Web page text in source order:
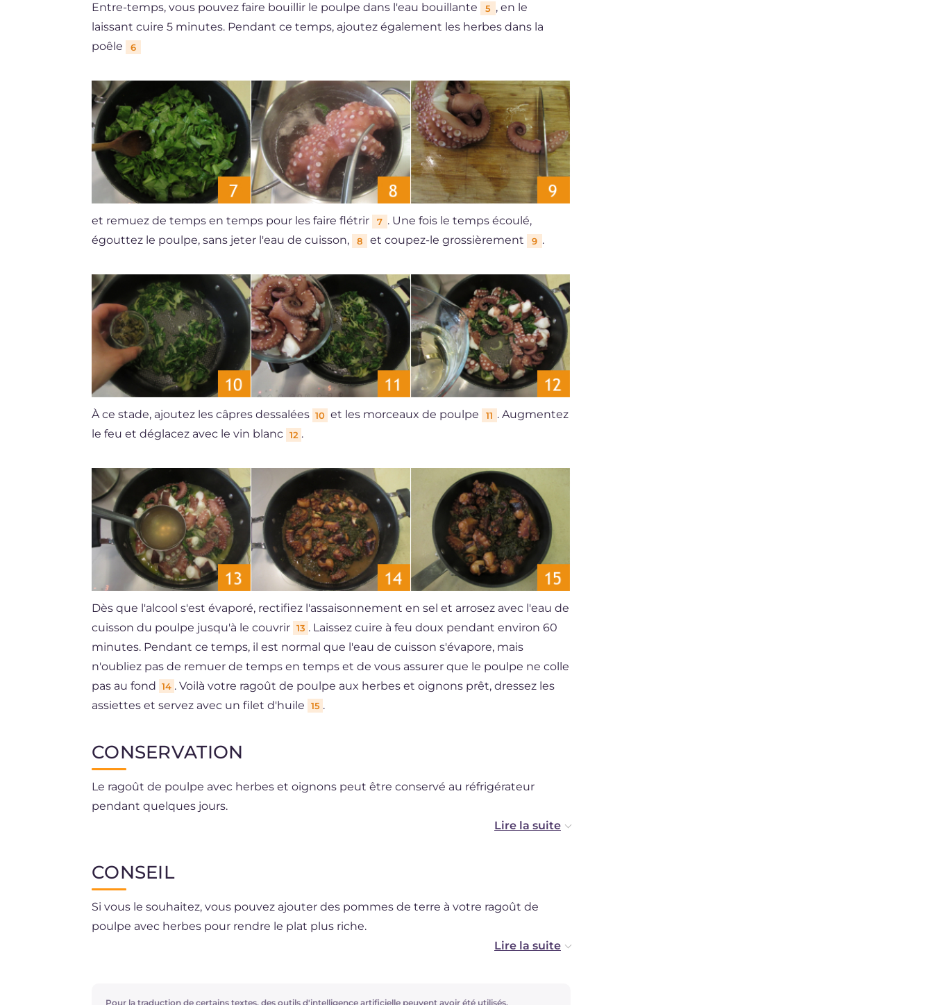
Entre-temps, vous pouvez faire bouillir le poulpe dans l'eau bouillante
5 , en le
laissant cuire 5 minutes. Pendant ce temps, ajoutez également les herbes dans la
poêle
6
et remuez de temps en temps pour les faire flétrir 7 . Une fois le temps écoulé,
égouttez le poulpe, sans jeter l'eau de cuisson,
8 et coupez-le grossièrement 9 .
À ce stade, ajoutez les câpres dessalées 10 et les morceaux de poulpe 11 . Augmentez
le feu et déglacez avec le vin blanc 12 .
Dès que l'alcool s'est évaporé, rectifiez l'assaisonnement en sel et arrosez avec l'eau de
cuisson du poulpe jusqu'à le couvrir 13 . Laissez cuire à feu doux pendant environ 60
minutes. Pendant ce temps, il est normal que l'eau de cuisson s'évapore, mais
n'oubliez pas de remuer de temps en temps et de vous assurer que le poulpe ne colle
pas au fond 14 . Voilà votre ragoût de poulpe aux herbes et oignons prêt, dressez les
assiettes et servez avec un filet d'huile
15 .
CONSERVATION
Le ragoût de poulpe avec herbes et oignons peut être conservé au réfrigérateur
pendant quelques jours.
CONSEIL
Si vous le souhaitez, vous pouvez ajouter des pommes de terre à votre ragoût de
poulpe avec herbes pour rendre le plat plus riche.
Pour la traduction de certains textes, des outils d'intelligence artificielle peuvent avoir été utilisés.